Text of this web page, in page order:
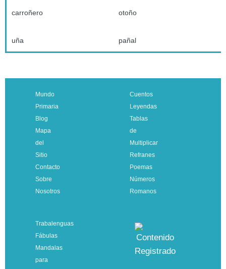
carroñero otoño
uña pañal
Mundo
Primaria
Blog
Mapa
del
Sitio
Contacto
Sobre
Nosotros
Cuentos
Leyendas
Tablas
de
Multiplicar
Refranes
Poemas
Números
Romanos
Trabalenguas
Fábulas
Mandalas
para